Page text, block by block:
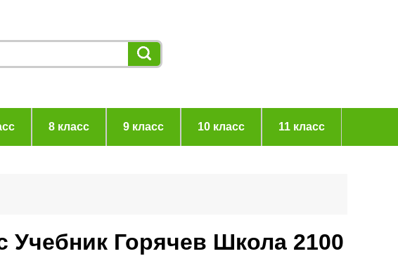
8 класс 9 класс 10 класс 11 класс
Учебник Горячев Школа 2100